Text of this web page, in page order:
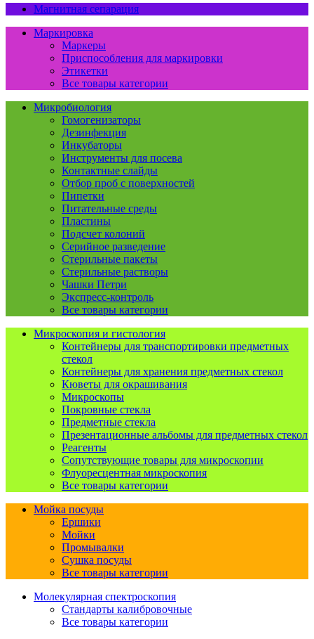
Магнитная сепарация
Маркировка
Маркеры
Приспособления для маркировки
Этикетки
Все товары категории
Микробиология
Гомогенизаторы
Дезинфекция
Инкубаторы
Инструменты для посева
Контактные слайды
Отбор проб с поверхностей
Пипетки
Питательные среды
Пластины
Подсчет колоний
Серийное разведение
Стерильные пакеты
Стерильные растворы
Чашки Петри
Экспресс-контроль
Все товары категории
Микроскопия и гистология
Контейнеры для транспортировки предметных
стекол
Контейнеры для хранения предметных стекол
Кюветы для окрашивания
Микроскопы
Покровные стекла
Предметные стекла
Презентационные альбомы для предметных стекол
Реагенты
Сопутствующие товары для микроскопии
Флуоресцентная микроскопия
Все товары категории
Мойка посуды
Ершики
Мойки
Промывалки
Сушка посуды
Все товары категории
Молекулярная спектроскопия
Стандарты калибровочные
Все товары категории